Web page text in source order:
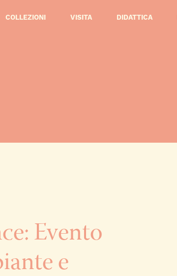
COLLEZIONI VISITA DIDATTICA
Evento
e